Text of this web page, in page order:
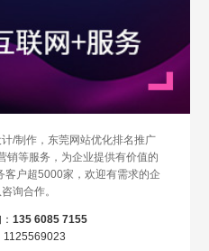
/制作，东莞网站优化排名推广
销等服务，为企业提供有价值的
客户超5000家，欢迎有需求的企
询合作。
135 6085 7155
1125569023